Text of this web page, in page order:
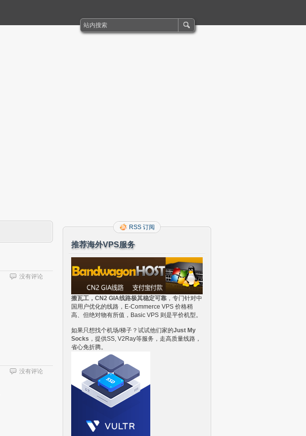
没有评论
没有评论
RSS 订阅
推荐海外VPS服务
搬瓦工，CN2 GIA线路极其稳定可靠 ，专门针对中
国用户优化的线路，E-Commerce VPS 价格稍
高、但绝对物有所值，Basic VPS 则是平价机型。
如果只想找个机场/梯子？试试他们家的Just My
Socks ，提供SS, V2Ray等服务，走高质量线路，
省心免折腾。